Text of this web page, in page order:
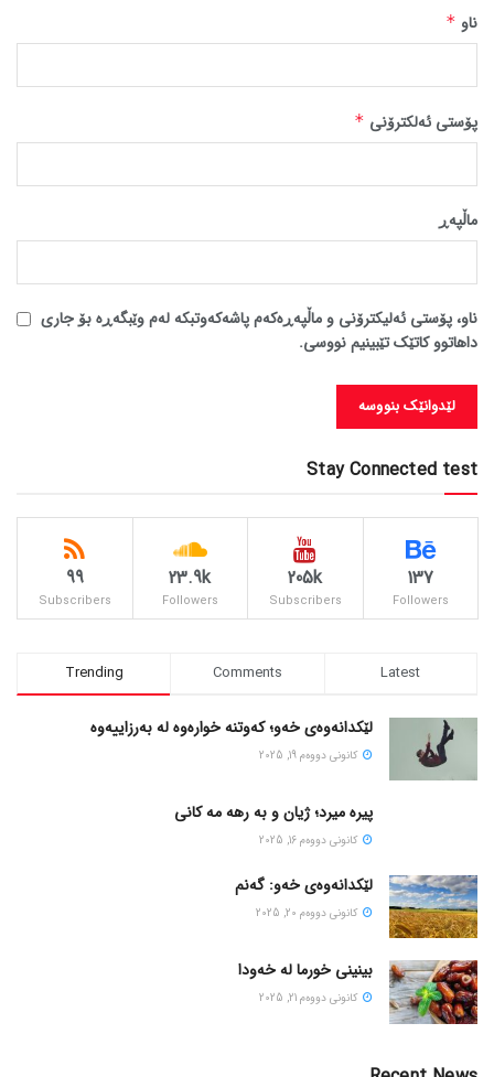
ناو *
پۆستی ئەلکترۆنی *
ماڵپه‌ڕ
ناو، پۆستی ئەلیکترۆنی و ماڵپەڕەکەم پاشەکەوتبکە لەم وێبگەڕە بۆ جاری
داهاتوو کاتێک تێبینیم نووسی.
Stay Connected test
137
Followers
205k
Subscribers
23.9k
Followers
99
Subscribers
Trending Comments Latest
لێکدانەوەی خەو؛ کەوتنە خوارەوە لە بەرزاییەوە
كانونی دووه‌م 19, 2025
پیره میرد؛ ژیان و به رهه مه کانی
كانونی دووه‌م 16, 2025
لێکدانەوەی خەو: گەنم
كانونی دووه‌م 20, 2025
بینینی خورما لە خەودا
كانونی دووه‌م 21, 2025